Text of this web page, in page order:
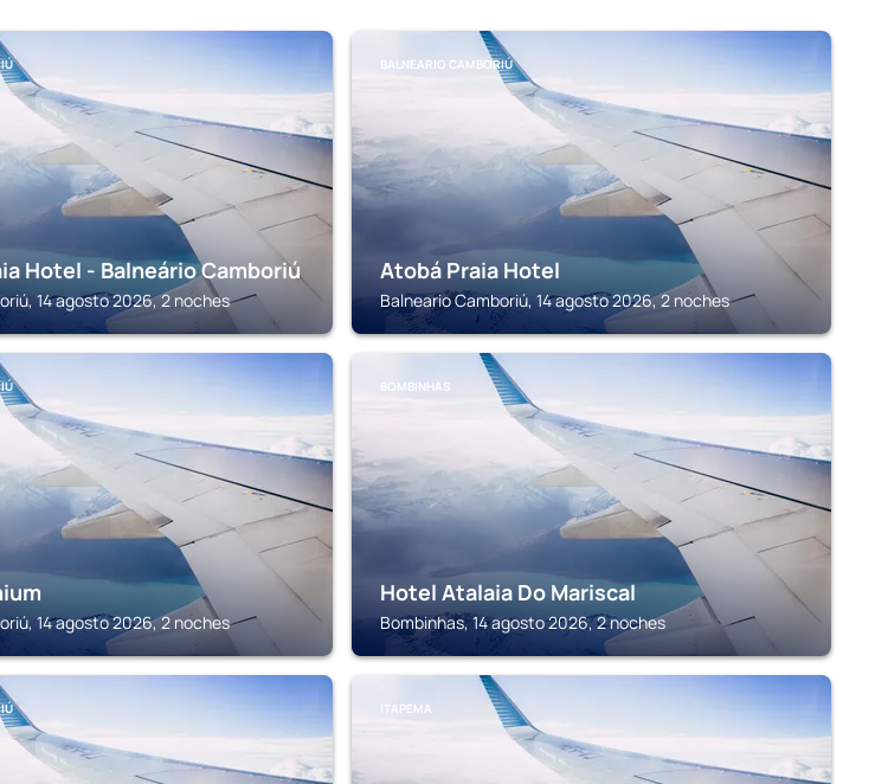
Hotel - Balneário Camboriú
14 agosto 2026, 2 noches
BALNEARIO CAMBORIÚ
Atobá Praia Hotel
Balneario Camboriú, 14 agosto 2026, 2 noches
14 agosto 2026, 2 noches
BOMBINHAS
Hotel Atalaia Do Mariscal
Bombinhas, 14 agosto 2026, 2 noches
ITAPEMA